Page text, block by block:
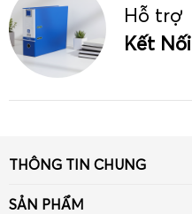
Hỗ trợ
Kết Nối
SẢN PHẨM
THÔNG TIN CHUNG